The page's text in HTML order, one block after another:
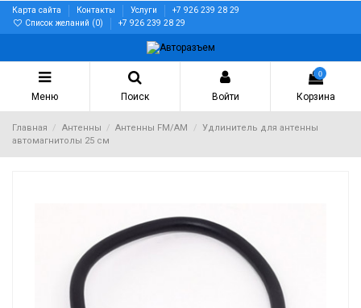
Карта сайта Контакты Услуги
+7 926 239 28 29
Список желаний (0) +7 926 239 28 29
Меню Поиск Войти
0
Корзина
Главная Антенны Антенны FM/AM
Удлинитель для антенны
автомагнитолы 25 см